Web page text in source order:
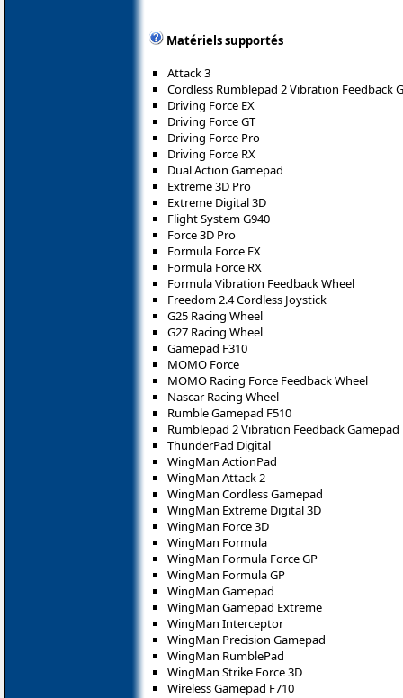
Matériels supportés
Attack 3
Cordless Rumblepad 2 Vibration Feedback
Driving Force EX
Driving Force GT
Driving Force Pro
Driving Force RX
Dual Action Gamepad
Extreme 3D Pro
Extreme Digital 3D
Flight System G940
Force 3D Pro
Formula Force EX
Formula Force RX
Formula Vibration Feedback Wheel
Freedom 2.4 Cordless Joystick
G25 Racing Wheel
G27 Racing Wheel
Gamepad F310
MOMO Force
MOMO Racing Force Feedback Wheel
Nascar Racing Wheel
Rumble Gamepad F510
Rumblepad 2 Vibration Feedback Gamepad
ThunderPad Digital
WingMan ActionPad
WingMan Attack 2
WingMan Cordless Gamepad
WingMan Extreme Digital 3D
WingMan Force 3D
WingMan Formula
WingMan Formula Force GP
WingMan Formula GP
WingMan Gamepad
WingMan Gamepad Extreme
WingMan Interceptor
WingMan Precision Gamepad
WingMan RumblePad
WingMan Strike Force 3D
Wireless Gamepad F710